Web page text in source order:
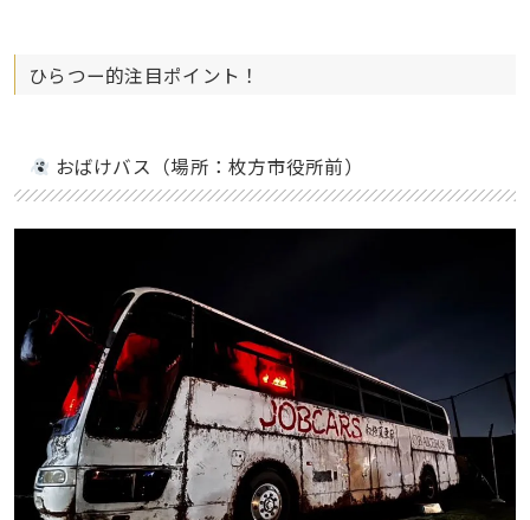
ひらつー的注目ポイント！
おばけバス（場所：枚方市役所前）